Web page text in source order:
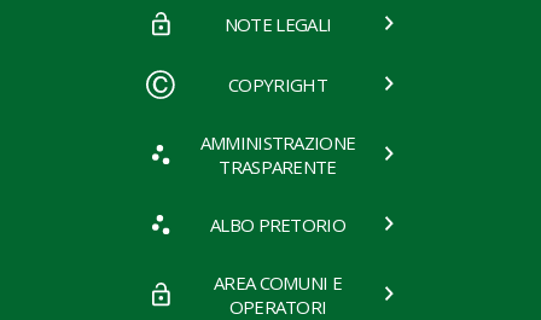
NOTE LEGALI
COPYRIGHT
AMMINISTRAZIONE
TRASPARENTE
ALBO PRETORIO
AREA COMUNI E
OPERATORI